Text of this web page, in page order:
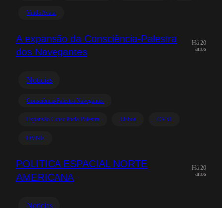
Vinda Avatar
A expansão da Consciência-Palestra
dos Navegantes
Há 20
anos
Noticias
Consciência-Palestra Navegantes
Expansão Consciência-Palestra Lisboa OVNI
OVNIs
POLITICA ESPACIAL NORTE
AMERICANA
Há 20
anos
Noticias